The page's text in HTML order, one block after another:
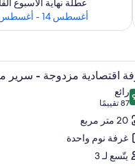
عطلة نهاية الأسبوع
أغسطس 14 - أغسطس 16
ومكواة/لوح كي
9 اقتصادية مزدوجة - سرير
من 10
رائع
87 تقييمًا
(87
تقييمًا)
20 متر مربع
غرفة نوم واحدة
يتّسع لـ 3